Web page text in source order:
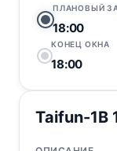
ПЛАНОВЫЙ
18:00
КОНЕЦ ОКНА
18:00
Taifun-1B